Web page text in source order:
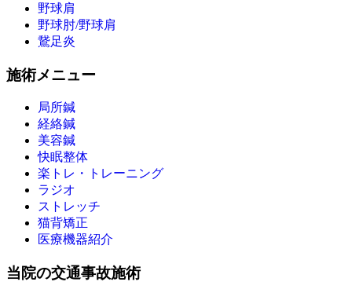
野球肩
野球肘/野球肩
鵞足炎
施術メニュー
局所鍼
経絡鍼
美容鍼
快眠整体
楽トレ・トレーニング
ラジオ
ストレッチ
猫背矯正
医療機器紹介
当院の交通事故施術